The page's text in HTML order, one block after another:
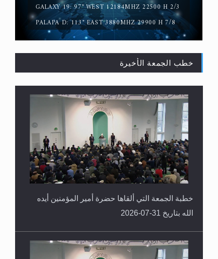
المفهوم الحقيقي للجهاد الإسلامي..
GALAXY 19: 97° WEST 12184MHZ 22500 H 2/3
PALAPA D: 113° EAST 3880MHZ 29900 H 7/8
خطب الجمعة الأخيرة
خطبة الجمعة التي ألقاها حضرة أمير المؤمنين أيده
الله بتاريخ 31-07-2026